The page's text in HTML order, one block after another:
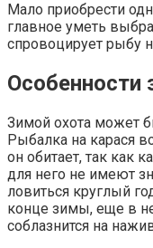
Мало приобрести
главное уметь
спровоцирует рыбу
Особенности
Зимой охота может
Рыбалка на карася
он обитает, так как
для него не имеют
ловиться круглый
конце зимы, еще в
соблазнится на